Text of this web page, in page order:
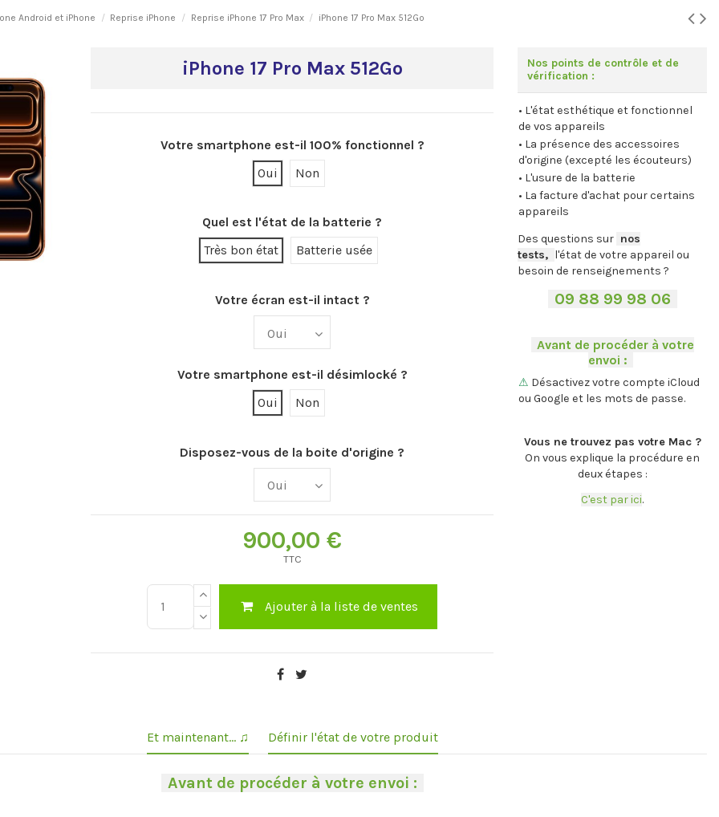
Android et iPhone Reprise iPhone Reprise iPhone 17 Pro Max iPhone 17 Pro Max 512Go
iPhone 17 Pro Max 512Go
Votre smartphone est-il 100% fonctionnel ?
Oui
Non
Quel est l'état de la batterie ?
Très bon état
Batterie usée
Votre écran est-il intact ?
Votre smartphone est-il désimlocké ?
Oui
Non
Disposez-vous de la boite d'origine ?
900,00 €
TTC
Ajouter à la liste de ventes
Nos points de contrôle et de
vérification :
• L'état esthétique et fonctionnel
de vos appareils
• La présence des accessoires
d'origine (excepté les écouteurs)
• L'usure de la batterie
• La facture d'achat pour certains
appareils
Des questions sur nos
tests, l'état de votre appareil ou
besoin de renseignements ?
09 88 99 98 06
Avant de procéder à votre
envoi :
⚠ Désactivez votre compte iCloud
ou Google et les mots de passe.
Vous ne trouvez pas votre Mac ?
On vous explique la procédure en
deux étapes :
C'est par ici.
Et maintenant... ♫ Définir l'état de votre produit
Avant de procéder à votre envoi :